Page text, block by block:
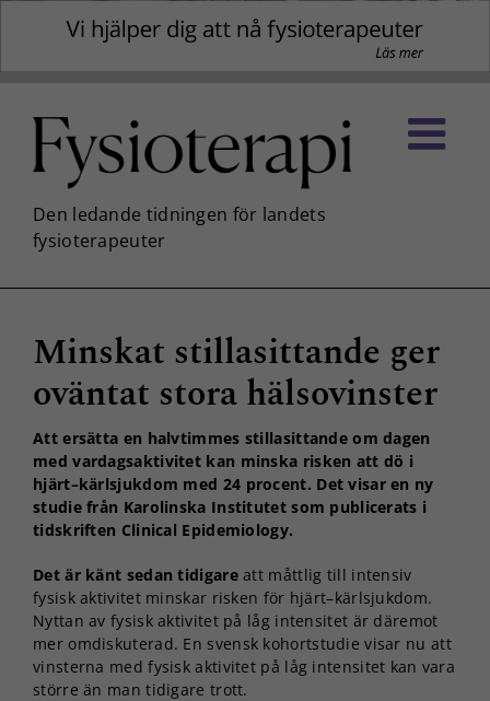
innehållet
Minskat stillasittande ger
oväntat stora hälsovinster
Att ersätta en halvtimmes stillasittande om dagen
med vardagsaktivitet kan minska risken att dö i
hjärt–kärlsjukdom med 24 procent. Det visar en ny
studie från Karolinska Institutet som publicerats i
tidskriften Clinical Epidemiology.
Det är känt sedan tidigareatt måttlig till intensiv
fysisk aktivitet minskar risken för hjärt–kärlsjukdom.
Nyttan av fysisk aktivitet på låg intensitet är däremot
mer omdiskuterad. En svensk kohortstudie visar nu att
vinsterna med fysisk aktivitet på låg intensitet kan vara
större än man tidigare trott.